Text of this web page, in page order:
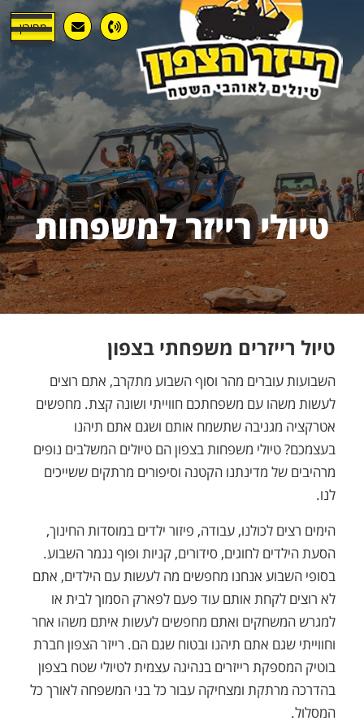
מחירון
טיולי רייזר למשפחות
טיול רייזרים משפחתי בצפון
השבועות עוברים מהר וסוף השבוע מתקרב, אתם רוצים
לעשות משהו עם משפחתכם חווייתי ושונה קצת. מחפשים
אטרקציה מגניבה שתשמח אותם ושגם אתם תיהנו
בעצמכם? טיולי משפחות בצפון הם טיולים המשלבים נופים
מרהיבים של מדינתנו הקטנה וסיפורים מרתקים ששייכים
לנו.
הימים רצים לכולנו, עבודה, פיזור ילדים במוסדות החינוך,
הסעת הילדים לחוגים, סידורים, קניות ופוף נגמר השבוע.
בסופי השבוע אנחנו מחפשים מה לעשות עם הילדים, אתם
לא רוצים לקחת אותם עוד פעם לפארק הסמוך לבית או
למגרש המשחקים ואתם מחפשים לעשות איתם משהו אחר
וחווייתי שגם אתם תיהנו ובטוח שגם הם. רייזר הצפון חברת
בוטיק המספקת רייזרים בנהיגה עצמית לטיולי שטח בצפון
בהדרכה מרתקת ומצחיקה עבור כל בני המשפחה לאורך כל
המסלול.